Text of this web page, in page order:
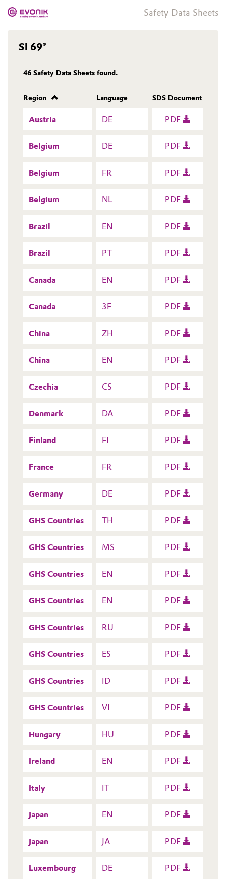
Safety Data Sheets
Si 69®
46 Safety Data Sheets found.
Region Language SDS Document
Austria DE PDF
Belgium DE PDF
Belgium FR PDF
Belgium NL PDF
Brazil EN PDF
Brazil PT PDF
Canada EN PDF
Canada 3F PDF
China ZH PDF
China EN PDF
Czechia CS PDF
Denmark DA PDF
Finland FI PDF
France FR PDF
Germany DE PDF
GHS Countries TH PDF
GHS Countries MS PDF
GHS Countries EN PDF
GHS Countries EN PDF
GHS Countries RU PDF
GHS Countries ES PDF
GHS Countries ID PDF
GHS Countries VI PDF
Hungary HU PDF
Ireland EN PDF
Italy IT PDF
Japan EN PDF
Japan JA PDF
Luxembourg DE PDF